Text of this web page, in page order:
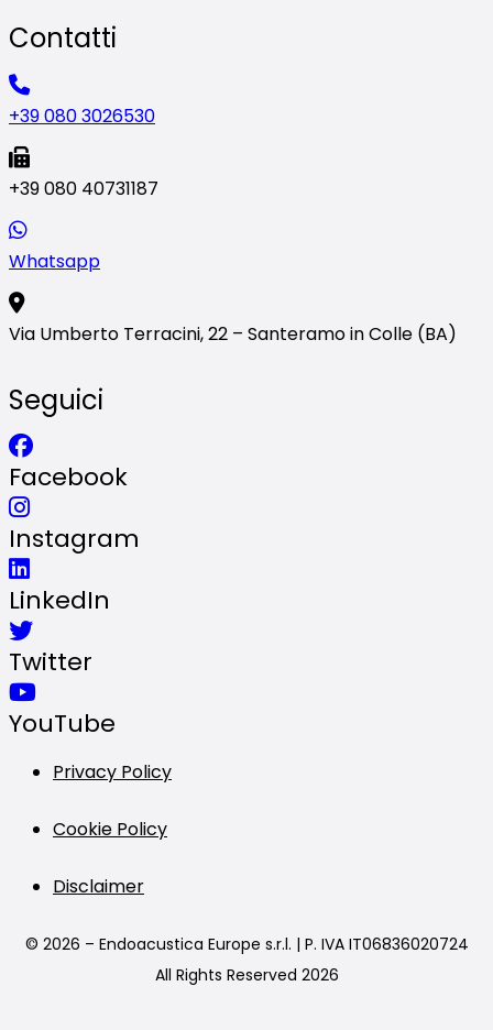
Contatti
+39 080 3026530
+39 080 40731187
Whatsapp
Via Umberto Terracini, 22 – Santeramo in Colle (BA)
Seguici
Facebook
Instagram
LinkedIn
Twitter
YouTube
Privacy Policy
Cookie Policy
Disclaimer
© 2026 – Endoacustica Europe s.r.l. | P. IVA IT06836020724
All Rights Reserved 2026